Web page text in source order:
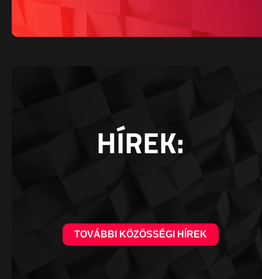
HÍREK:
TOVÁBBI KÖZÖSSÉGI HÍREK